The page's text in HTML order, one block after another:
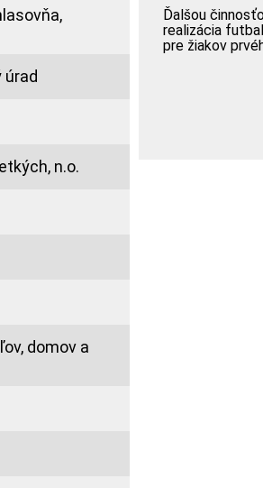
úrad
n.o.
domov a
Ďalšou
realizácia
pre žiakov